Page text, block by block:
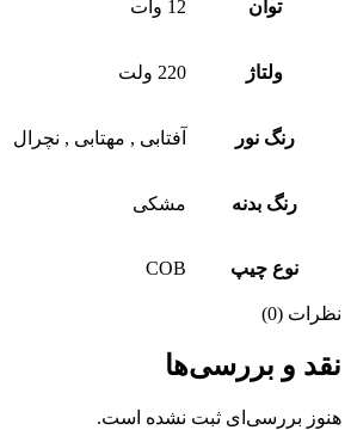
توان 12 وات
ولتاژ 220 ولت
رنگ نور آفتابی , مهتابی , نچرال
رنگ بدنه مشکی
نوع چیپ COB
نظرات (0)
نقد و بررسی‌ها
هنوز بررسی‌ای ثبت نشده است.